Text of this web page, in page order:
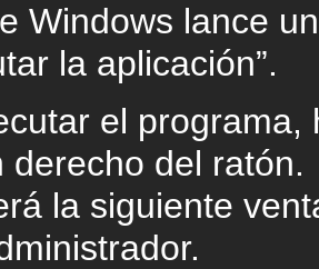
Windows lance
la aplicación”.
el
derecho del ratón.
la siguiente